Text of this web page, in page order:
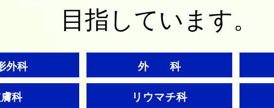
目指しています。
外科
科
外 科
リウマチ科